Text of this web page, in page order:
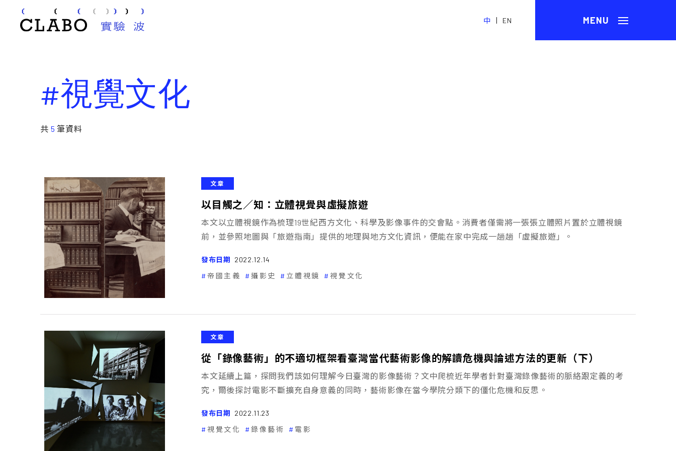
中 | EN
#視覺文化
共 5筆資料
文章
以目觸之／知：立體視覺與虛擬旅遊
本文以立體視鏡作為梳理19世紀西方文化、科學及影像事件的交會點。消費者僅需將一張張立體照片置於立體視鏡
前，並參照地圖與「旅遊指南」提供的地理與地方文化資訊，便能在家中完成一趟趟「虛擬旅遊」。
發布日期 2022.12.14
帝國主義
攝影史 立體視鏡 視覺文化
文章
從「錄像藝術」的不適切框架看臺灣當代藝術影像的解讀危機與論述方法的更新（下）
本文延續上篇，探問我們該如何理解今日臺灣的影像藝術？文中爬梳近年學者針對臺灣錄像藝術的脈絡跟定義的考
究，爾後探討電影不斷擴充自身意義的同時，藝術影像在當今學院分類下的僵化危機和反思。
發布日期 2022.11.23
視覺文化
錄像藝術 電影